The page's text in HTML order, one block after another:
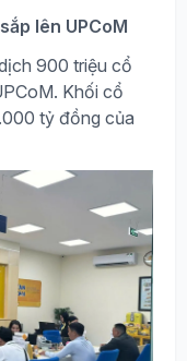
lên UPCoM
900 triệu cổ
Khối cổ
tỷ đồng của